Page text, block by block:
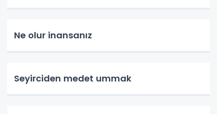
Ne olur inansanız
Seyirciden medet ummak